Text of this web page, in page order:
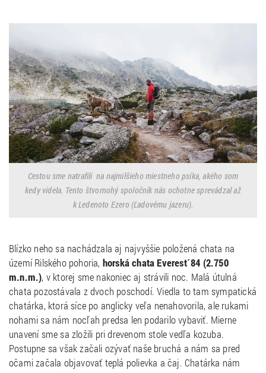
Cestou sme natrafili na najmilšieho miestneho psíka, akého som
kedy videla. Tento štvornohý spoločník nás ochotne sprevádzal až
k Ledenoto Ezero (Ľadovému jazeru).
Blízko neho sa nachádzala aj najvyššie položená chata na
území Rilského pohoria, horská chata Everest´84 (2.750
m.n.m.), v ktorej sme nakoniec aj strávili noc. Malá útulná
chata pozostávala z dvoch poschodí. Viedla to tam sympatická
chatárka, ktorá síce po anglicky veľa nenahovorila, ale rukami
nohami sa nám nocľah predsa len podarilo vybaviť. Mierne
unavení sme sa zložili pri drevenom stole vedľa kozuba.
Postupne sa však začali ozývať naše bruchá a nám sa pred
očami začala objavovať teplá polievka a čaj. Chatárka nám